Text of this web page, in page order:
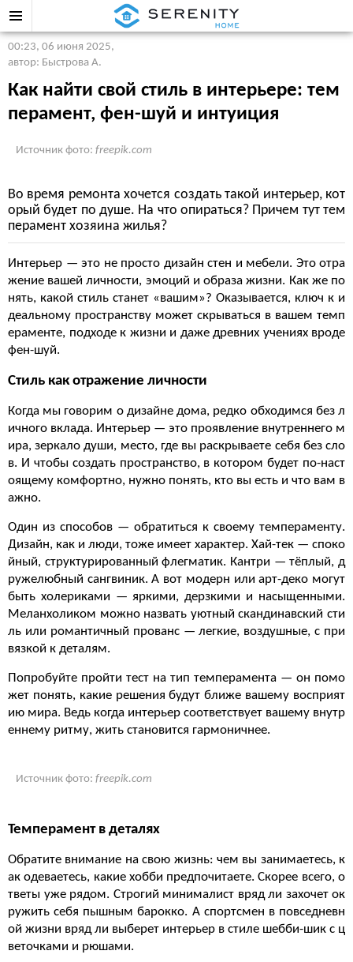
00:23, 06 июня 2025,
автор: Быстрова А.
Как найти свой стиль в интерьере: тем
перамент, фен-шуй и интуиция
Источник фото: freepik.com
Во время ремонта хочется создать такой интерьер, кот
орый будет по душе. На что опираться? Причем тут тем
перамент хозяина жилья?
Интерьер — это не просто дизайн стен и мебели. Это отра
жение вашей личности, эмоций и образа жизни. Как же по
нять, какой стиль станет «вашим»? Оказывается, ключ к и
деальному пространству может скрываться в вашем темп
ераменте, подходе к жизни и даже древних учениях вроде
фен-шуй.
Стиль как отражение личности
Когда мы говорим о дизайне дома, редко обходимся без л
ичного вклада. Интерьер — это проявление внутреннего м
ира, зеркало души, место, где вы раскрываете себя без сло
в. И чтобы создать пространство, в котором будет по-наст
оящему комфортно, нужно понять, кто вы есть и что вам в
ажно.
Один из способов — обратиться к своему темпераменту.
Дизайн, как и люди, тоже имеет характер. Хай-тек — споко
йный, структурированный флегматик. Кантри — тёплый, д
ружелюбный сангвиник. А вот модерн или арт-деко могут
быть холериками — яркими, дерзкими и насыщенными.
Меланхоликом можно назвать уютный скандинавский сти
ль или романтичный прованс — легкие, воздушные, с при
вязкой к деталям.
Попробуйте пройти тест на тип темперамента — он помо
жет понять, какие решения будут ближе вашему восприят
ию мира. Ведь когда интерьер соответствует вашему внутр
еннему ритму, жить становится гармоничнее.
Источник фото: freepik.com
Темперамент в деталях
Обратите внимание на свою жизнь: чем вы занимаетесь, к
ак одеваетесь, какие хобби предпочитаете. Скорее всего, о
тветы уже рядом. Строгий минималист вряд ли захочет ок
ружить себя пышным барокко. А спортсмен в повседневн
ой жизни вряд ли выберет интерьер в стиле шебби-шик с ц
веточками и рюшами.